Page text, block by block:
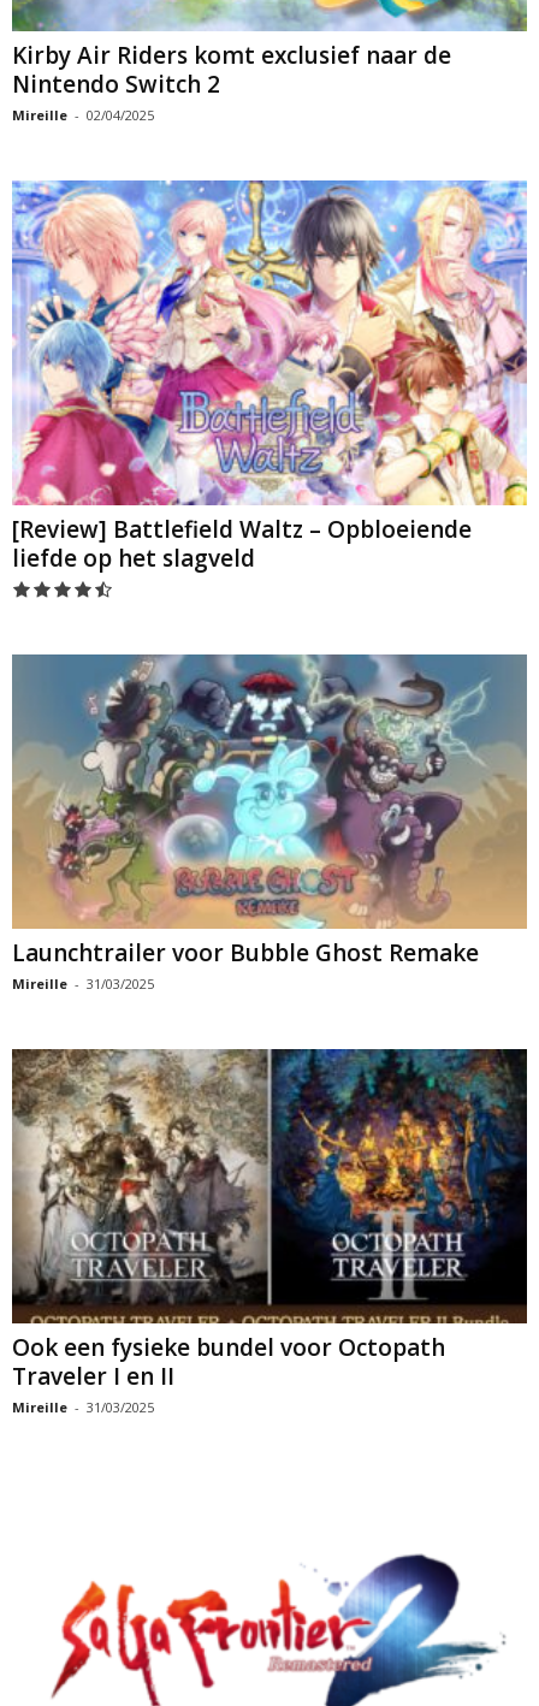
Kirby Air Riders komt exclusief naar de
Nintendo Switch 2
Mireille - 02/04/2025
[Review] Battlefield Waltz – Opbloeiende
liefde op het slagveld
Launchtrailer voor Bubble Ghost Remake
Mireille - 31/03/2025
Ook een fysieke bundel voor Octopath
Traveler I en II
Mireille - 31/03/2025